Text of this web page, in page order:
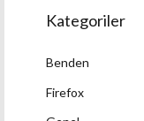
Kategoriler
Benden
Firefox